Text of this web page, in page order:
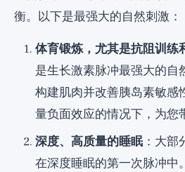
衡。以下是最强大的自然刺激：
体育锻炼，尤其是抗阻训练
是生长激素脉冲最强大的自
构建肌肉并改善胰岛素敏感
量负面效应的情况下，为您
深度、高质量的睡眠：大部
在深度睡眠的第一次脉冲中